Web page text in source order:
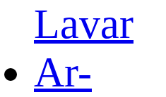
Lavar
Ar-